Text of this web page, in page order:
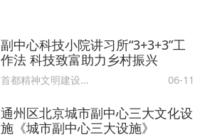
副中心科技小院讲习所“3+3+3”工
作法 科技致富助力乡村振兴
首都精神文明建设委员会办公室 06-11
通州区北京城市副中心三大文化设
施《城市副中心三大设施》